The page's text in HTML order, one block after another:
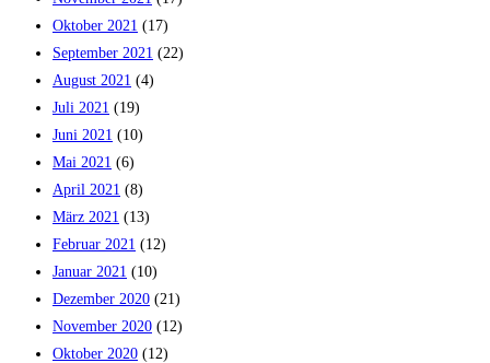
Oktober 2021 (17)
September 2021 (22)
August 2021 (4)
Juli 2021 (19)
Juni 2021 (10)
Mai 2021 (6)
April 2021 (8)
März 2021 (13)
Februar 2021 (12)
Januar 2021 (10)
Dezember 2020 (21)
November 2020 (12)
Oktober 2020 (12)